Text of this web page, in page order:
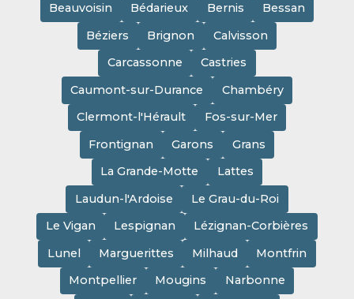
Beauvoisin
Bédarieux Bernis
Bessan
Béziers
Brignon
Calvisson
Carcassonne
Castries
Caumont-sur-Durance
Chambéry
Clermont-l'Hérault
Fos-sur-Mer
Frontignan
Garons
Grans
La Grande-Motte
Lattes
Laudun-l'Ardoise
Le Grau-du-Roi
Le Vigan
Lespignan
Lézignan-Corbières
Lunel
Marguerittes Milhaud
Montfrin
Montpellier
Mougins
Narbonne